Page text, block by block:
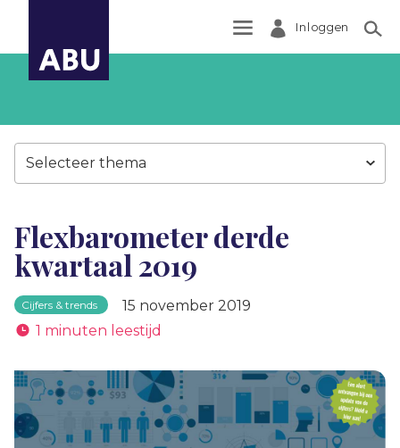
Inloggen
Selecteer thema
Flexbarometer derde
kwartaal 2019
Cijfers & trends
15 november 2019
1 minuten leestijd